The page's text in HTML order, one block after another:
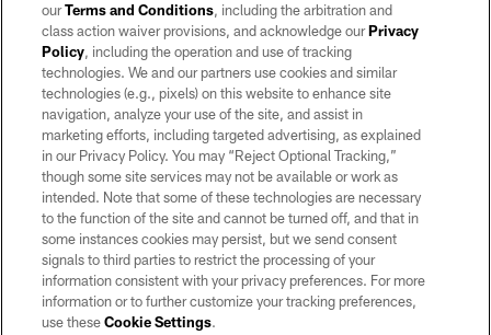
©2026 by the Las Vegas Raiders. All rights reserved. No portion of this site
may be reproduced without the express written permission of the Las Vegas
Raiders.
PRIVACY POLICY
TERMS OF SERVICE
ACCESSIBILITY
AD CHOICES
YOUR PRIVACY CHOICES
COOKIE SETTINGS
ourTerms and Conditions, including the arbitration and
class action waiver provisions, and acknowledge ourPrivacy
Policy, including the operation and use of tracking
technologies. We and our partners use cookies and similar
technologies (e.g., pixels) on this website to enhance site
navigation, analyze your use of the site, and assist in
marketing efforts, including targeted advertising, as explained
in our Privacy Policy. You may “Reject Optional Tracking,”
though some site services may not be available or work as
intended. Note that some of these technologies are necessary
to the function of the site and cannot be turned off, and that in
some instances cookies may persist, but we send consent
signals to third parties to restrict the processing of your
information consistent with your privacy preferences. For more
information or to further customize your tracking preferences,
use theseCookie Settings.